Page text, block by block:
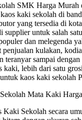
SMK Harga Murah
kaki sekolah di
yang tersedia di
supplier untuk salah
dan melegenda
penjualan kulakan,
teranyar sampai
kaki, lebih dari satu
kaos kaki sekolah
Mata Kaki
Kaki Sekolah secara